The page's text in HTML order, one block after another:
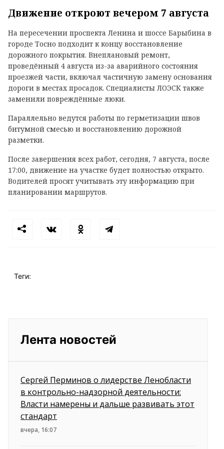
Движение откроют вечером 7 августа
На пересечении проспекта Ленина и шоссе Барыбина в
городе Тосно подходит к концу восстановление
дорожного покрытия. Внеплановый ремонт,
проведённый 4 августа из-за аварийного состояния
проезжей части, включал частичную замену основания
дороги в местах просадок. Специалисты ЛОЭСК также
заменили повреждённые люки.
Параллельно ведутся работы по герметизации швов
битумной смесью и восстановлению дорожной
разметки.
После завершения всех работ, сегодня, 7 августа, после
17:00, движение на участке будет полностью открыто.
Водителей просят учитывать эту информацию при
планировании маршрутов.
Теги:
Лента новостей
Сергей Перминов о лидерстве Ленобласти
в контрольно-надзорной деятельности:
Власти намерены и дальше развивать этот
стандарт
вчера, 16:07